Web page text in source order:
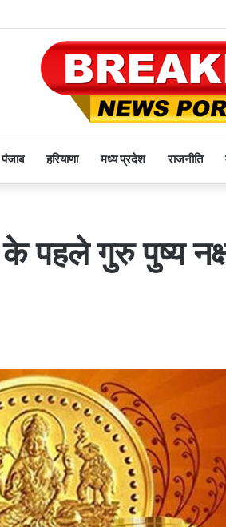
पंजाब हरियाणा मध्य प्रदेश राजनीति
पहले गुरु पुष्य